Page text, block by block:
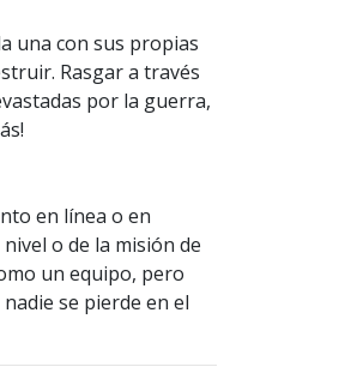
una con sus propias
Rasgar a través
por la guerra,
en línea o en
o de la misión de
un equipo, pero
se pierde en el